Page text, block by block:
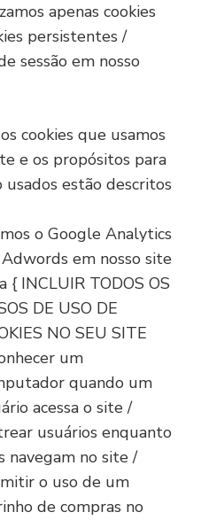
apenas cookies
persistentes /
sessão em nosso
cookies que usamos
e os propósitos para
usados estão descritos
o Google Analytics
em nosso site
{ INCLUIR TODOS OS
DE USO DE
NO SEU SITE
um
quando um
acessa o site /
usuários enquanto
navegam no site /
o uso de um
de compras no